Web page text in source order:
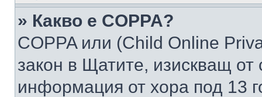
» Какво е COPPA?
COPPA или (Child Online
закон в Щатите, изискващ от
информация от хора под 13